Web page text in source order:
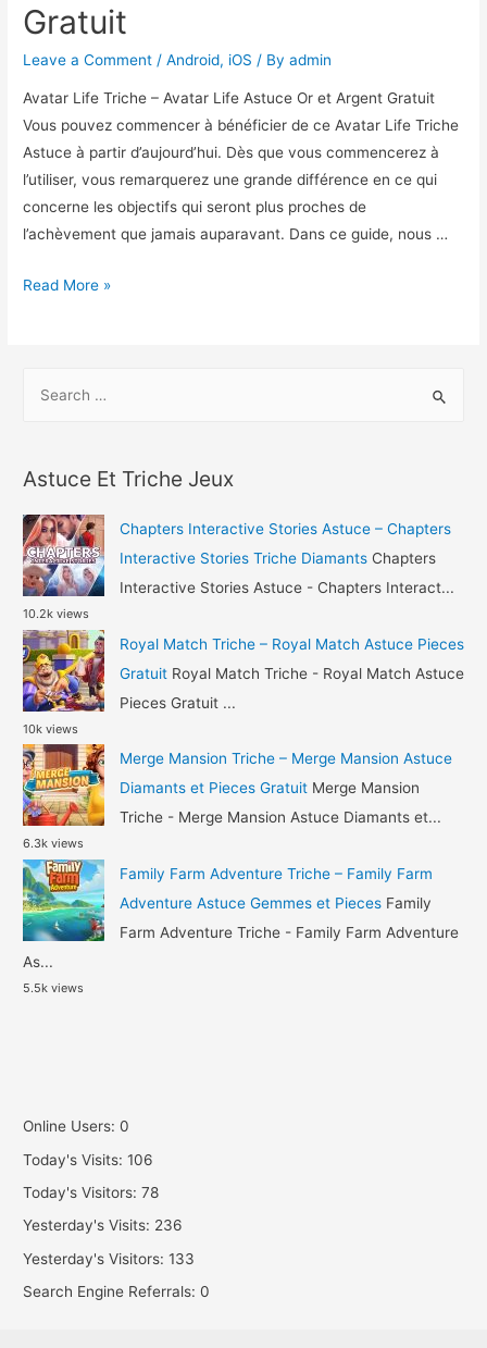
Gratuit
Leave a Comment /Android, iOS / Byadmin
Avatar Life Triche – Avatar Life Astuce Or et Argent Gratuit
Vous pouvez commencer à bénéficier de ce Avatar Life Triche
Astuce à partir d’aujourd’hui. Dès que vous commencerez à
l’utiliser, vous remarquerez une grande différence en ce qui
concerne les objectifs qui seront plus proches de
l’achèvement que jamais auparavant. Dans ce guide, nous …
Avatar
Avatar
Or
Argent
Gratuit
Read More »
h
f
o
r
:
Astuce Et Triche Jeux
Chapters Interactive Stories Astuce – Chapters
Interactive Stories Triche Diamants Chapters
Interactive Stories Astuce - Chapters Interact...
10.2k views
Royal Match Triche – Royal Match Astuce Pieces
Gratuit Royal Match Triche - Royal Match Astuce
Pieces Gratuit ...
10k views
Merge Mansion Triche – Merge Mansion Astuce
Diamants et Pieces Gratuit Merge Mansion
Triche - Merge Mansion Astuce Diamants et...
6.3k views
Family Farm Adventure Triche – Family Farm
Adventure Astuce Gemmes et Pieces Family
Farm Adventure Triche - Family Farm Adventure
As...
5.5k views
Online Users:0
Today's Visits:106
Today's Visitors:78
Yesterday's Visits: 236
Yesterday's Visitors:133
Search Engine Referrals:0